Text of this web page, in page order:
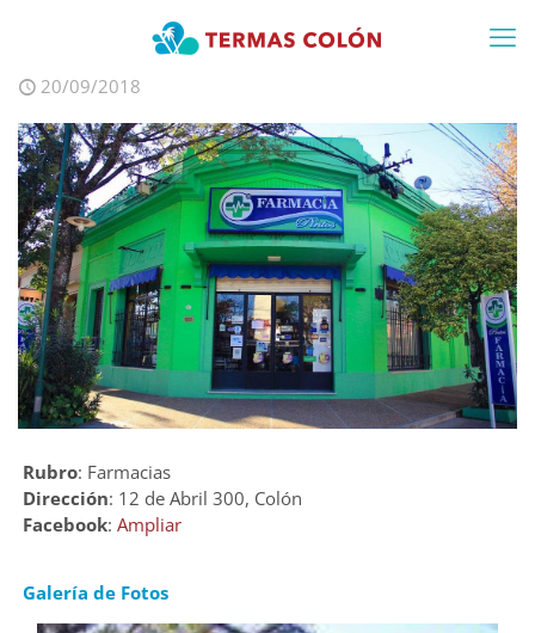
20/09/2018
Rubro: Farmacias
Dirección: 12 de Abril 300, Colón
Facebook:Ampliar
Galería de Fotos